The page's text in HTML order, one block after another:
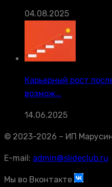
04.08.2025
Карьерный рост
возмож...
14.06.2025
© 2023-2026 – ИП
E-mail: admin@slideclub.ru
Мы во Вконтакте